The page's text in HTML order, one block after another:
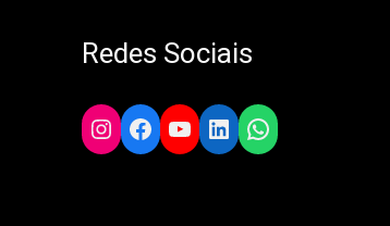
Redes Sociais
Instagram
Facebook
YouTube
LinkedIn
WhatsApp